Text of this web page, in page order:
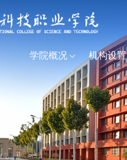
学院概况 机构设置